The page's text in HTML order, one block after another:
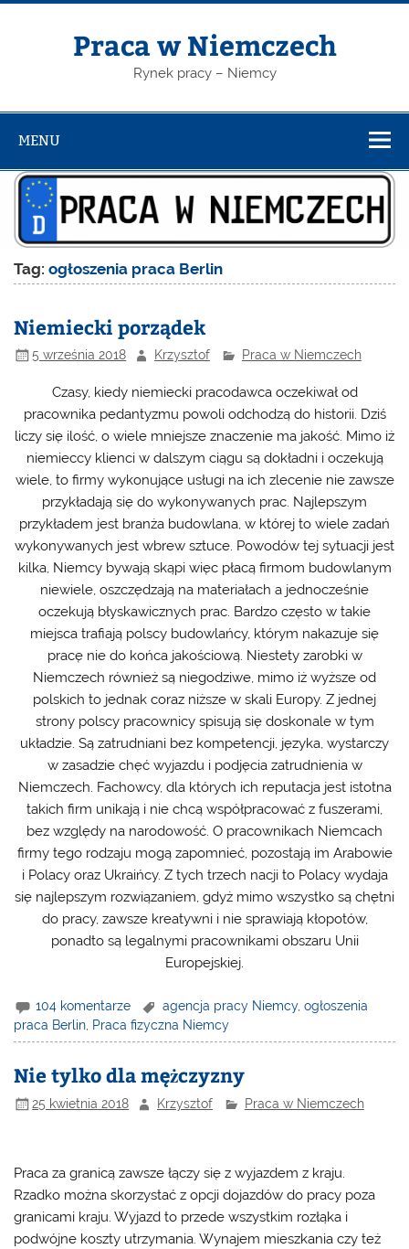
Skip
Praca w Niemczech
Rynek pracy – Niemcy
MENU
Tag:ogłoszenia praca Berlin
Niemiecki porządek
5 września 2018 Krzysztof Praca w Niemczech
Czasy, kiedy niemiecki pracodawca oczekiwał od
pracownika pedantyzmu powoli odchodzą do historii. Dziś
liczy się ilość, o wiele mniejsze znaczenie ma jakość. Mimo iż
niemieccy klienci w dalszym ciągu są dokładni i oczekują
wiele, to firmy wykonujące usługi na ich zlecenie nie zawsze
przykładają się do wykonywanych prac. Najlepszym
przykładem jest branża budowlana, w której to wiele zadań
wykonywanych jest wbrew sztuce. Powodów tej sytuacji jest
kilka, Niemcy bywają skąpi więc płacą firmom budowlanym
niewiele, oszczędzają na materiałach a jednocześnie
oczekują błyskawicznych prac. Bardzo często w takie
miejsca trafiają polscy budowlańcy, którym nakazuje się
pracę nie do końca jakościową. Niestety zarobki w
Niemczech również są niegodziwe, mimo iż wyższe od
polskich to jednak coraz niższe w skali Europy. Z jednej
strony polscy pracownicy spisują się doskonale w tym
układzie. Są zatrudniani bez kompetencji, języka, wystarczy
w zasadzie chęć wyjazdu i podjęcia zatrudnienia w
Niemczech. Fachowcy, dla których ich reputacja jest istotna
takich firm unikają i nie chcą współpracować z fuszerami,
bez względy na narodowość. O pracownikach Niemcach
firmy tego rodzaju mogą zapomnieć, pozostają im Arabowie
i Polacy oraz Ukraińcy. Z tych trzech nacji to Polacy wydaja
się najlepszym rozwiązaniem, gdyż mimo wszystko są chętni
do pracy, zawsze kreatywni i nie sprawiają kłopotów,
ponadto są legalnymi pracownikami obszaru Unii
Europejskiej.
104 komentarze agencja pracy Niemcy,ogłoszenia
praca Berlin, Praca fizyczna Niemcy
Nie tylko dla mężczyzny
25 kwietnia 2018 Krzysztof Praca w Niemczech
Praca za granicą zawsze łączy się z wyjazdem z kraju.
Rzadko można skorzystać z opcji dojazdów do pracy poza
granicami kraju. Wyjazd to przede wszystkim rozłąka i
podwójne koszty utrzymania. Wynajem mieszkania czy też